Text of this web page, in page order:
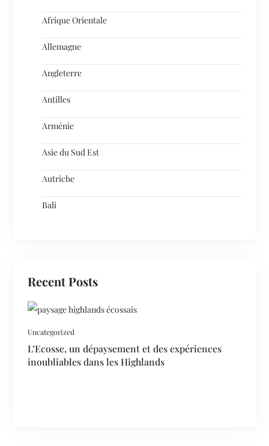
Afrique Orientale
Allemagne
Angleterre
Antilles
Arménie
Asie du Sud Est
Autriche
Bali
Recent Posts
Uncategorized
L’Ecosse, un dépaysement et des expériences
inoubliables dans les Highlands